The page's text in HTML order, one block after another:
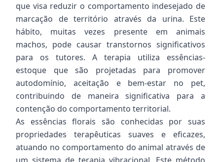
que visa reduzir o comportamento indesejado de
marcação de território através da urina. Este
hábito, muitas vezes presente em animais
machos, pode causar transtornos significativos
para os tutores. A terapia utiliza essências-
estoque que são projetadas para promover
autodomínio, aceitação e bem-estar no pet,
contribuindo de maneira significativa para a
contenção do comportamento territorial.
As essências florais são conhecidas por suas
propriedades terapêuticas suaves e eficazes,
atuando no comportamento do animal através de